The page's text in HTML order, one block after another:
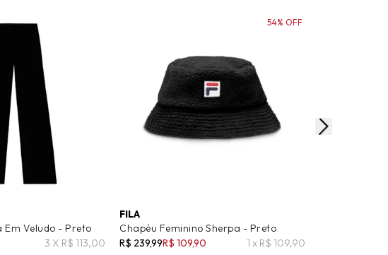
Veludo - Preto
3 X R$ 113,00
FILA
Chapéu Feminino Sherpa - Preto
R$ 239,99R$ 109,90 1 x R$ 109,90
54% OFF